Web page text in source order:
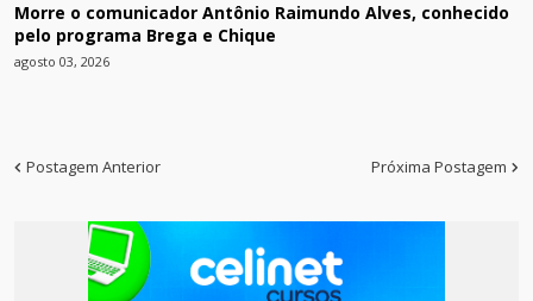
Morre o comunicador Antônio Raimundo Alves, conhecido
pelo programa Brega e Chique
agosto 03, 2026
Postagem Anterior Próxima Postagem